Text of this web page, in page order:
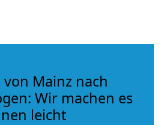
von Mainz nach
Wir machen es
leicht